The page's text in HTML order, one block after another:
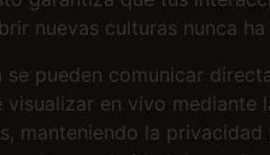
nuevas culturas nunca
pueden comunicar
en vivo mediante
manteniendo la